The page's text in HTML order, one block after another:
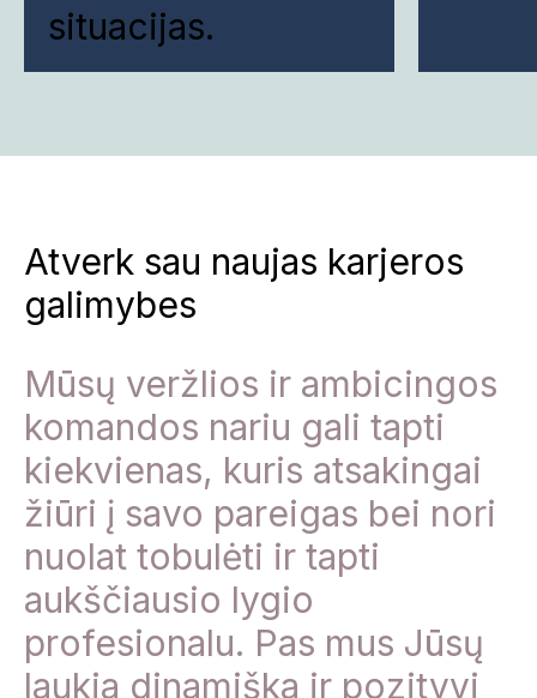
situacijas.
Atverk sau naujas karjeros
galimybes
Mūsų veržlios ir ambicingos
komandos nariu gali tapti
kiekvienas, kuris atsakingai
žiūri į savo pareigas bei nori
nuolat tobulėti ir tapti
aukščiausio lygio
profesionalu. Pas mus Jūsų
laukia dinamiška ir pozityvi